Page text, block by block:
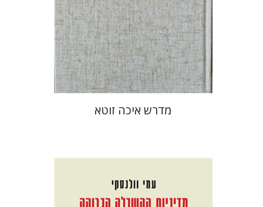
הנחת אתר ספר מודפס
$46
$41
מדרש איכה זוטא